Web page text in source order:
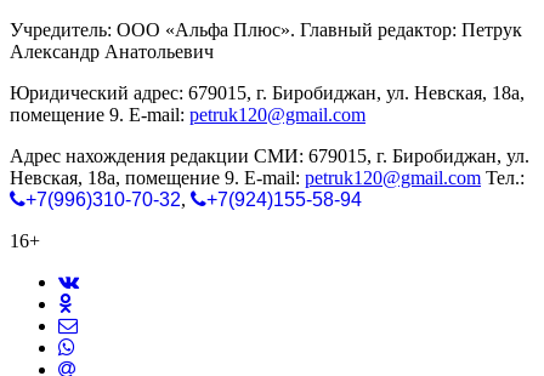
Учредитель: ООО «Альфа Плюс». Главный редактор: Петрук
Александр Анатольевич
Юридический адрес: 679015, г. Биробиджан, ул. Невская, 18а,
помещение 9. E-mail: petruk120@gmail.com
Адрес нахождения редакции СМИ: 679015, г. Биробиджан, ул.
Невская, 18а, помещение 9. E-mail: petruk120@gmail.com Тел.:
+7(996)310-70-32,
+7(924)155-58-94
16+